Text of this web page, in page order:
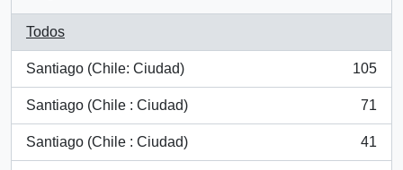
Todos
Santiago (Chile: Ciudad)
, 105 resultados
105
Santiago (Chile : Ciudad)
, 71 resultados
71
Santiago (Chile : Ciudad)
, 41 resultados
41